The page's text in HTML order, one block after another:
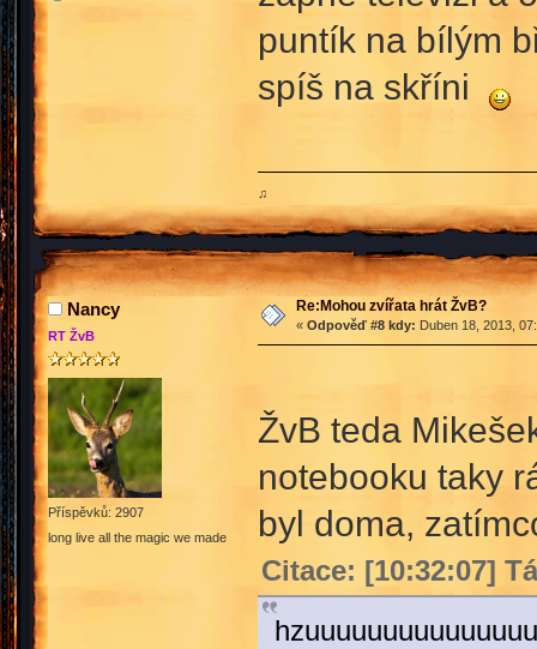
puntík na bílým
spíš na skříni
♫
Nancy
RT ŽvB
Příspěvků: 2907
long live all the magic we made
Re:Mohou zvířata hrát ŽvB?
« Odpověď #8 kdy: Duben 18, 2013,
ŽvB teda
notebooku taky
byl doma,
Citace: [10:32:07]